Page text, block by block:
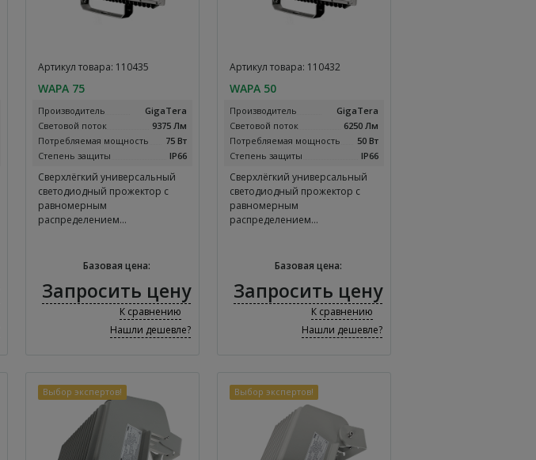
Артикул товара: 110435
WAPA 75
Производитель
GigaTera
Световой поток
9375 Лм
Потребляемая мощность
75 Вт
Степень защиты
IP66
Сверхлёгкий универсальный
светодиодный прожектор с
равномерным
распределением…
Базовая цена:
Запросить цену
К сравнению
Нашли дешевле?
Артикул товара: 110432
WAPA 50
Производитель
GigaTera
Световой поток
6250 Лм
Потребляемая мощность
50 Вт
Степень защиты
IP66
Сверхлёгкий универсальный
светодиодный прожектор с
равномерным
распределением…
Базовая цена:
Запросить цену
К сравнению
Нашли дешевле?
Выбор экспертов! Выбор экспертов!